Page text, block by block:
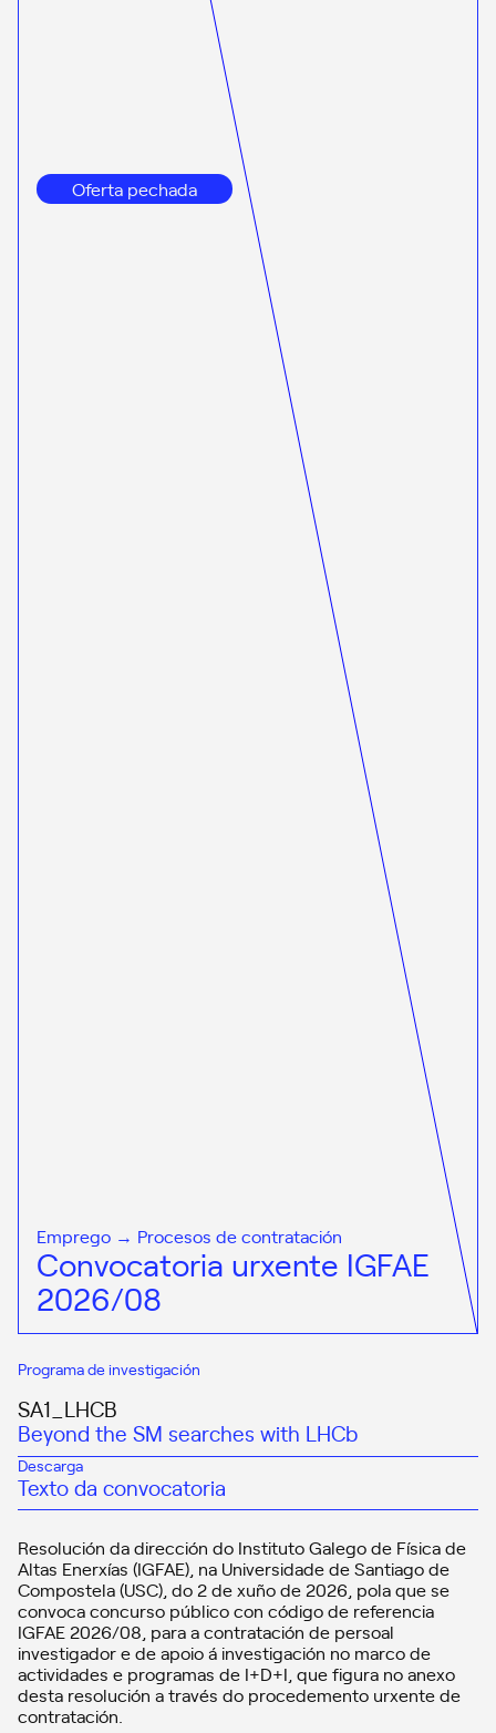
Oferta pechada
Emprego → Procesos de contratación
Convocatoria urxente IGFAE
2026/08
Programa de investigación
SA1_LHCB
Beyond the SM searches with LHCb
Descarga
Texto da convocatoria
Resolución da dirección do Instituto Galego de Física de
Altas Enerxías (IGFAE), na Universidade de Santiago de
Compostela (USC), do 2 de xuño de 2026, pola que se
convoca concurso público con código de referencia
IGFAE 2026/08, para a contratación de persoal
investigador e de apoio á investigación no marco de
actividades e programas de I+D+I, que figura no anexo
desta resolución a través do procedemento urxente de
contratación.